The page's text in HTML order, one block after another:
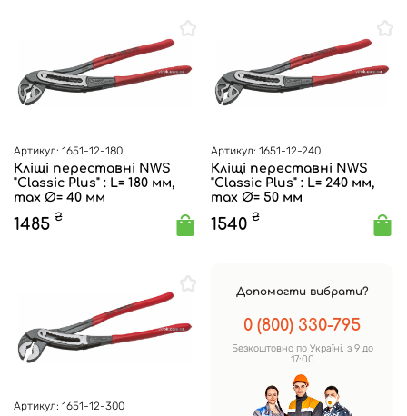
Артикул: 1651-12-180
Кліщі переставні NWS
"Classic Plus" : L= 180 мм,
max Ø= 40 мм
1485 ₴
Артикул: 1651-12-240
Кліщі переставні NWS
"Classic Plus" : L= 240 мм,
max Ø= 50 мм
1540 ₴
Артикул: 1651-12-300
Допомогти вибрати?
0 (800) 330-795
Безкоштовно по Україні. з 9 до
17:00